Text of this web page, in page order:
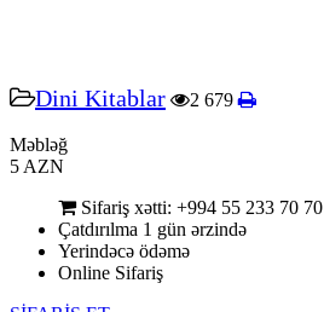
Dini Kitablar 2 679
Məbləğ
5 AZN
Sifariş xətti: +994 55 233 70 70
Çatdırılma 1 gün ərzində
Yerindəcə ödəmə
Online Sifariş